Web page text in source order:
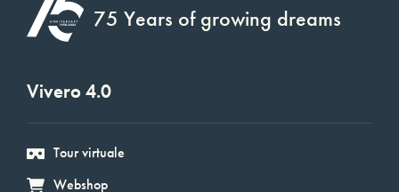
75 Years of growing dreams
Vivero 4.0
Tour virtuale
Webshop